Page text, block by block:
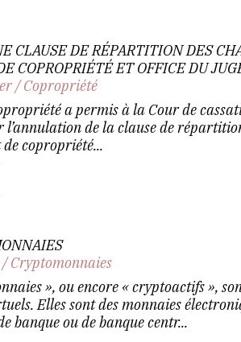
CLAUSE DE RÉPARTITION DES
COPROPRIÉTÉ ET OFFICE DU
/Copropriété
a permis à la Cour de
de la clause de
de copropriété...
/Cryptomonnaies
», ou encore « cryptoactifs »,
Elles sont des monnaies
banque ou de banque centr...